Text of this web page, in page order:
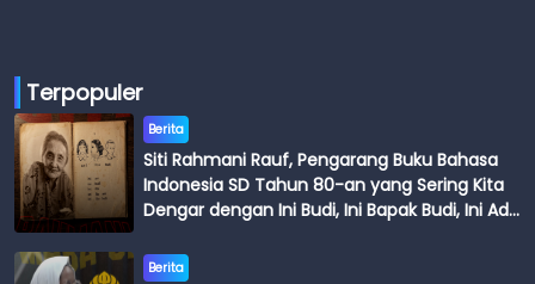
Terpopuler
Berita
Siti Rahmani Rauf, Pengarang Buku Bahasa
Indonesia SD Tahun 80-an yang Sering Kita
Dengar dengan Ini Budi, Ini Bapak Budi, Ini Adik
Berita